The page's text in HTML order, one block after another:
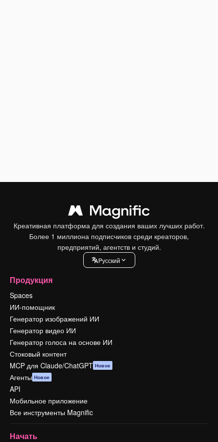
Креативная платформа для создания ваших лучших работ.
Более 1 миллиона подписчиков среди креаторов,
предприятий, агентств и студий.
Pусский
Продукция
Spaces
ИИ-помощник
Генератор изображений ИИ
Генератор видео ИИ
Генератор голоса на основе ИИ
Стоковый контент
MCP для Claude/ChatGPT Новое
Агенты Новое
API
Мобильное приложение
Все инструменты Magnific
Начать